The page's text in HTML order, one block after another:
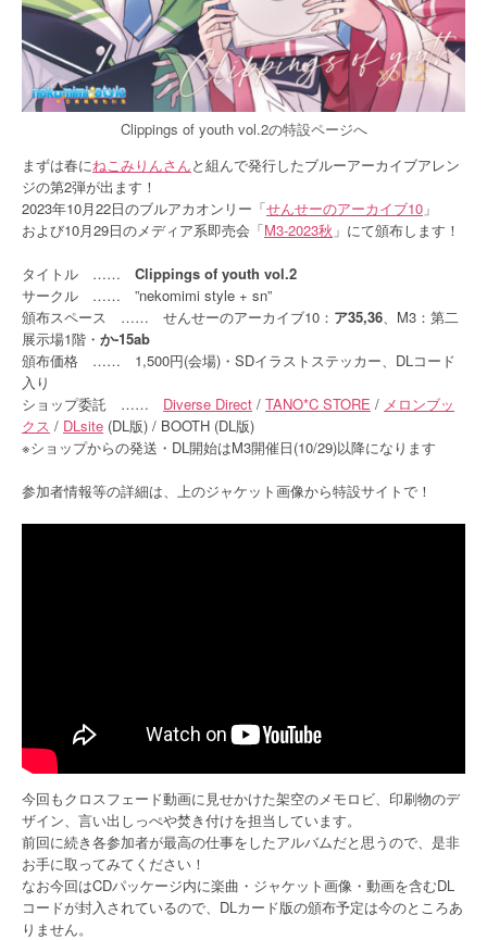
Clippings of youth vol.2の特設ページへ
まずは春にねこみりんさんと組んで発行したブルーアーカイブアレン
ジの第2弾が出ます！
2023年10月22日のブルアカオンリー「せんせーのアーカイブ10 」
および10月29日のメディア系即売会「M3-2023秋 」にて頒布します！
タイトル …… Clippings of youth vol.2
サークル …… ”nekomimi style + sn”
頒布スペース …… せんせーのアーカイブ10： ア35,36、M3：第二
展示場1階・ か-15ab
頒布価格 …… 1,500円(会場)・SDイラストステッカー、DLコード
入り
ショップ委託 …… Diverse Direct / TANO*C STORE / メロンブッ
クス / DLsite (DL版) / BOOTH (DL版)
※ショップからの発送・DL開始はM3開催日(10/29)以降になります
参加者情報等の詳細は、上のジャケット画像から特設サイトで！
今回もクロスフェード動画に見せかけた架空のメモロビ、印刷物のデ
ザイン、言い出しっぺや焚き付けを担当しています。
前回に続き各参加者が最高の仕事をしたアルバムだと思うので、是非
お手に取ってみてください！
なお今回はCDパッケージ内に楽曲・ジャケット画像・動画を含むDL
コードが封入されているので、DLカード版の頒布予定は今のところあ
りません。